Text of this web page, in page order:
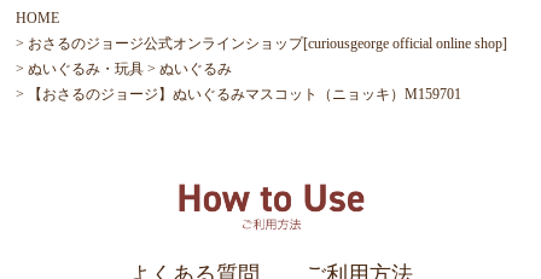
HOME
おさるのジョージ公式オンラインショップ[curiousgeorge official online shop]
ぬいぐるみ・玩具
ぬいぐるみ
【おさるのジョージ】ぬいぐるみマスコット（ニョッキ）M159701